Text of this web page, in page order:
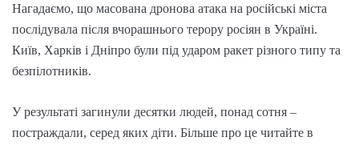
Нагадаємо, що масована дронова атака на російські міста
послідувала після вчорашнього терору росіян в Україні.
Київ, Харків і Дніпро були під ударом ракет різного типу та
безпілотників.
У результаті загинули десятки людей, понад сотня –
постраждали, серед яких діти. Більше про це читайте в